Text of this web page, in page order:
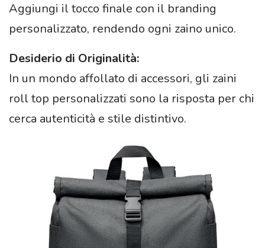
Aggiungi il tocco finale con il branding
personalizzato, rendendo ogni zaino unico.
Desiderio di Originalità:
In un mondo affollato di accessori, gli zaini
roll top personalizzati sono la risposta per chi
cerca autenticità e stile distintivo.